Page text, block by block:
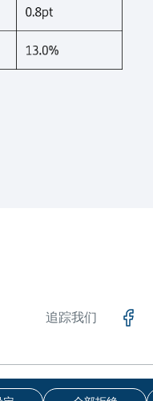
追踪我们
责声明私隐政策COOKIE政策无